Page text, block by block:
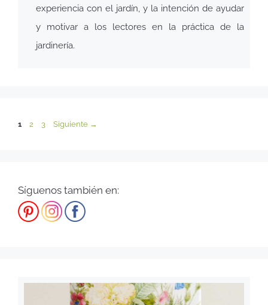
experiencia con el jardín, y la intención de ayudar
y motivar a los lectores en la práctica de la
jardinería.
1 2 3 Siguiente →
Síguenos también en: